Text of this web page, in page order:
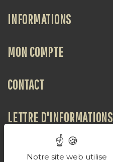
INFORMATIONS
MON COMPTE
CONTACT
LETTRE D'INFORMATIONS
NOUS SUIVRE
Notre site web utilise